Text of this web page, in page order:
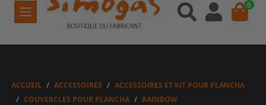
0
ACCUEIL ACCESSOIRES
ACCESSOIRES ET KIT POUR PLANCHA
COUVERCLES POUR PLANCHA
RAINBOW